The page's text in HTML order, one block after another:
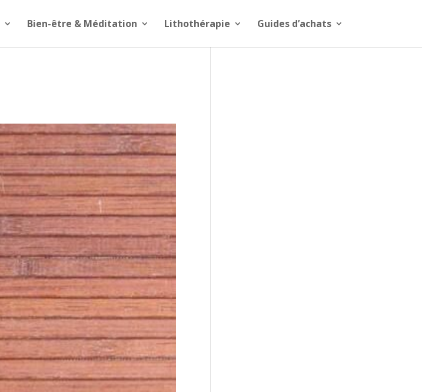
Bien-être & Méditation Lithothérapie Guides d’achats